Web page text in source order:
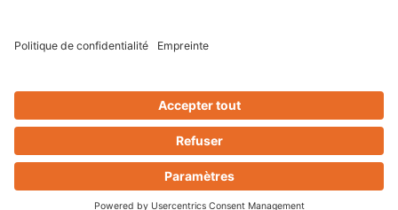
Privacy-Portal
Design & Code ❤zwetschke
Contact